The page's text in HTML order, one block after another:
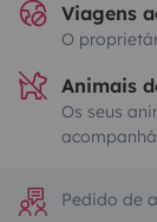
Viagens
O
Animais
Os seus
Pedido de